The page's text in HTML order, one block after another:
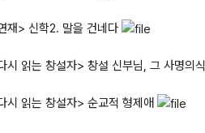
재> 신학2. 말을 건네다
시 읽는 창설자> 창설 신부님, 그 사명의식
시 읽는 창설자> 순교적 형제애